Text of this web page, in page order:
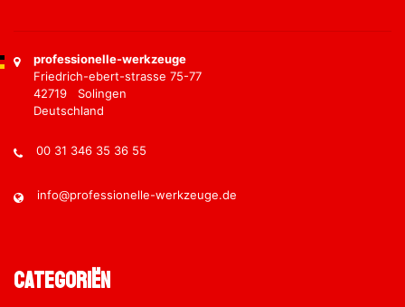
professionelle-werkzeuge
Friedrich-ebert-strasse 75-77
42719 Solingen
Deutschland
00 31 346 35 36 55
info@professionelle-werkzeuge.de
Categoriën